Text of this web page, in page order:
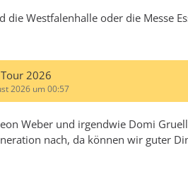
die Westfalenhalle oder die Messe
2026
2026 um 00:57
Weber und irgendwie Domi
nach, da können wir guter